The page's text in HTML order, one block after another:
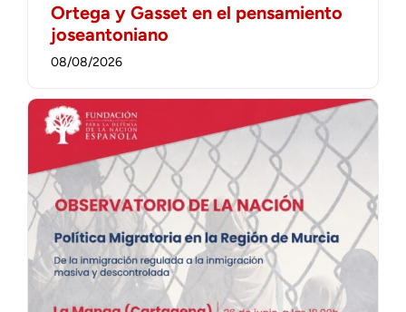
Ortega y Gasset en el pensamiento
joseantoniano
08/08/2026